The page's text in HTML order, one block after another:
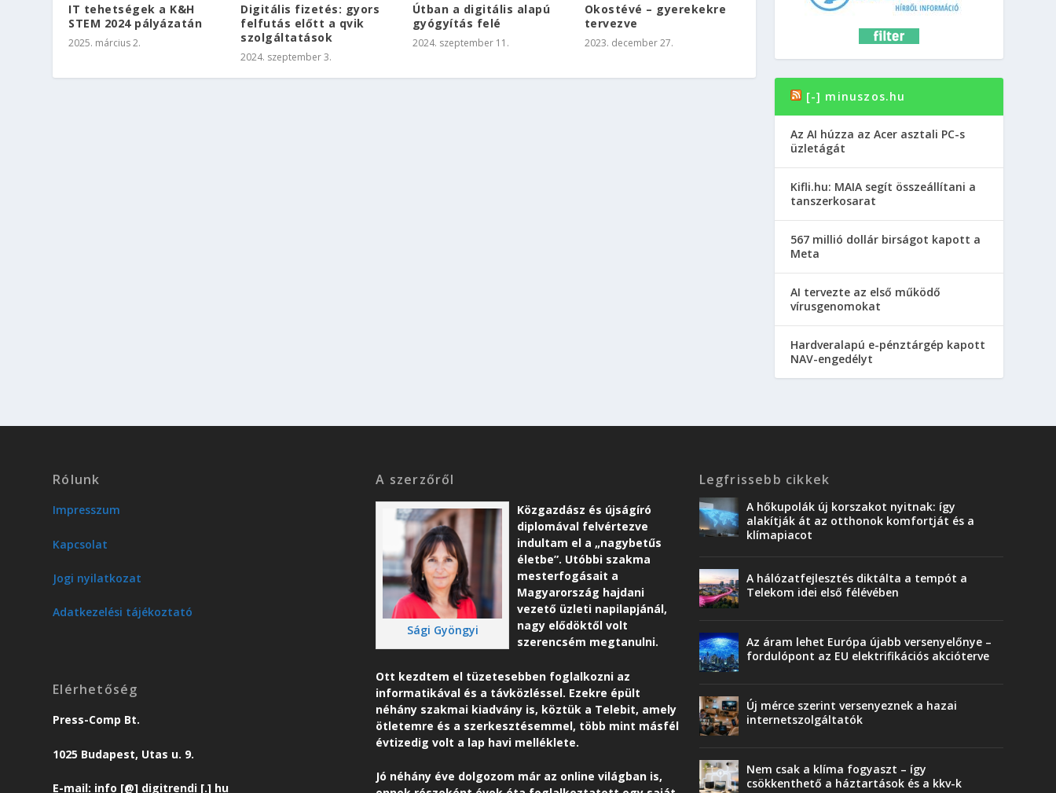
IT tehetségek a K&H
STEM 2024 pályázatán
2025. március 2.
Digitális fizetés: gyors
felfutás előtt a qvik
szolgáltatások
2024. szeptember 3.
Útban a digitális alapú
gyógyítás felé
2024. szeptember 11.
Okostévé – gyerekekre
tervezve
2023. december 27.
[-] minuszos.hu
Az AI húzza az Acer asztali PC-s
üzletágát
Kifli.hu: MAIA segít összeállítani a
tanszerkosarat
567 millió dollár birságot kapott a
Meta
AI tervezte az első működő
vírusgenomokat
Hardveralapú e-pénztárgép kapott
NAV-engedélyt
Rólunk
Impresszum
Kapcsolat
Jogi nyilatkozat
Adatkezelési tájékoztató
Elérhetőség
Press-Comp Bt.
1025 Budapest, Utas u. 9.
E-mail: info [@] digitrendi [.] hu
A szerzőről
Sági Gyöngyi
Közgazdász és újságíró
diplomával felvértezve
indultam el a „nagybetűs
életbe”. Utóbbi szakma
mesterfogásait a
Magyarország hajdani
vezető üzleti napilapjánál,
nagy elődöktől volt
szerencsém megtanulni.
Ott kezdtem el tüzetesebben foglalkozni az
informatikával és a távközléssel. Ezekre épült
néhány szakmai kiadvány is, köztük a Telebit, amely
ötletemre és a szerkesztésemmel, több mint másfél
évtizedig volt a lap havi melléklete.
Jó néhány éve dolgozom már az online világban is,
Legfrissebb cikkek
A hőkupolák új korszakot nyitnak: így
alakítják át az otthonok komfortját és a
klímapiacot
A hálózatfejlesztés diktálta a tempót a
Telekom idei első félévében
Az áram lehet Európa újabb versenyelőnye –
fordulópont az EU elektrifikációs akcióterve
Új mérce szerint versenyeznek a hazai
internetszolgáltatók
Nem csak a klíma fogyaszt – így
csökkenthető a háztartások és a kkv-k